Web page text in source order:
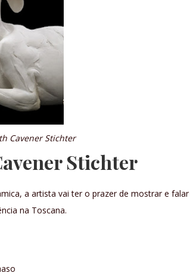
Cavener Stichter
Stichter
a artista vai ter o prazer de mostrar e
na Toscana.